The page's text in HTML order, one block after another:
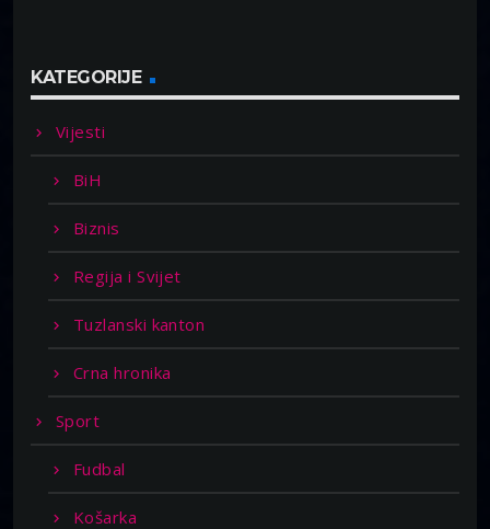
KATEGORIJE
Vijesti
BiH
Biznis
Regija i Svijet
Tuzlanski kanton
Crna hronika
Sport
Fudbal
Košarka